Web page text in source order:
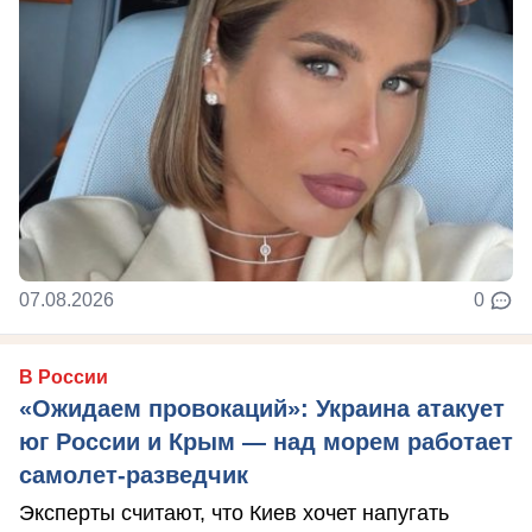
07.08.2026 0
В России
«Ожидаем провокаций»: Украина атакует
юг России и Крым — над морем работает
самолет-разведчик
Эксперты считают, что Киев хочет напугать